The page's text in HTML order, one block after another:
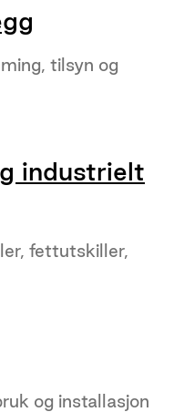
tilsyn og
industrielt
fettutskiller,
og installasjon